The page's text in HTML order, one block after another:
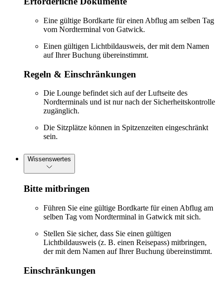
Eine gültige Bordkarte für einen Abflug am selben Tag
vom Nordterminal von Gatwick.
Einen gültigen Lichtbildausweis, der mit dem Namen
auf Ihrer Buchung übereinstimmt.
Regeln & Einschränkungen
Die Lounge befindet sich auf der Luftseite des
Nordterminals und ist nur nach der Sicherheitskontrolle
zugänglich.
Die Sitzplätze können in Spitzenzeiten eingeschränkt
sein.
Wissenswertes
Bitte mitbringen
Führen Sie eine gültige Bordkarte für einen Abflug am
selben Tag vom Nordterminal in Gatwick mit sich.
Stellen Sie sicher, dass Sie einen gültigen
Lichtbildausweis (z. B. einen Reisepass) mitbringen,
der mit dem Namen auf Ihrer Buchung übereinstimmt.
Einschränkungen